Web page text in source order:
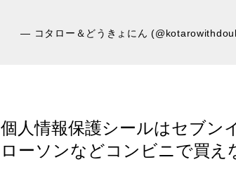
— コタロー＆どうきょにん
個人情報保護シールはセブン
ローソンなどコンビニで買え